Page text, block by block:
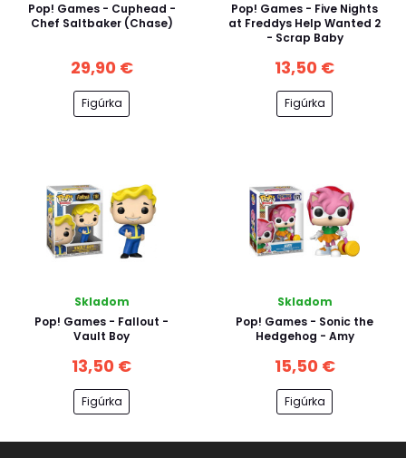
Pop! Games - Cuphead -
Chef Saltbaker (Chase)
29,90 €
Figúrka
Pop! Games - Five Nights
at Freddys Help Wanted 2
- Scrap Baby
13,50 €
Figúrka
Skladom
Pop! Games - Fallout -
Vault Boy
13,50 €
Figúrka
Skladom
Pop! Games - Sonic the
Hedgehog - Amy
15,50 €
Figúrka